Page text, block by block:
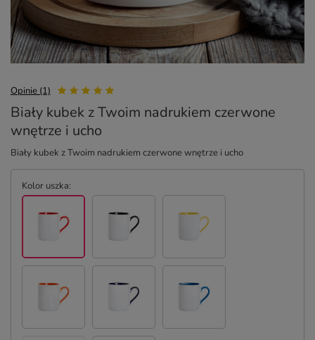
Opinie (1)
Biały kubek z Twoim nadrukiem czerwone
wnętrze i ucho
Biały kubek z Twoim nadrukiem czerwone wnętrze i ucho
Kolor uszka